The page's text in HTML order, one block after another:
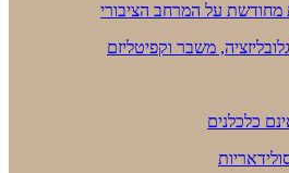
מחודשת על המרחב הציבורי
משבר וקפיטליזם
כלכלנים